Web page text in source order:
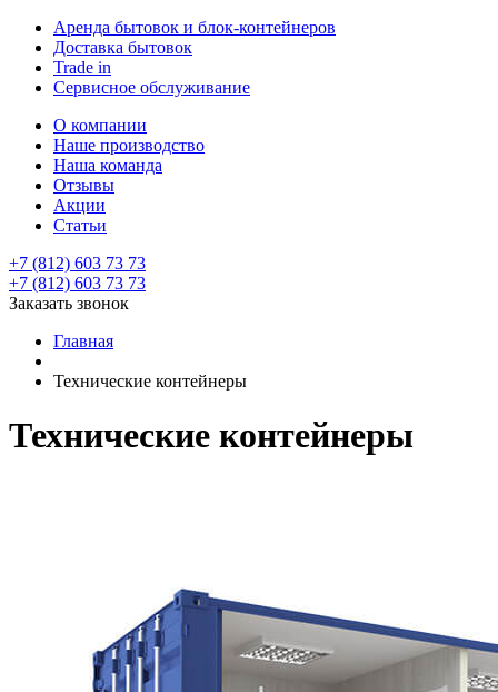
Аренда бытовок и блок-контейнеров
Доставка бытовок
Trade in
Сервисное обслуживание
О компании
Наше производство
Наша команда
Отзывы
Акции
Статьи
+7 (812) 603 73 73
+7 (812) 603 73 73
Заказать звонок
Главная
Технические контейнеры
Технические контейнеры